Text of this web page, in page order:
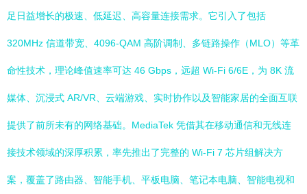
足日益增长的极速、低延迟、高容量连接需求。它引入了包括
320MHz 信道带宽、4096-QAM 高阶调制、多链路操作（MLO）等革
命性技术，理论峰值速率可达 46 Gbps，远超 Wi-Fi 6/6E，为 8K 流
媒体、沉浸式 AR/VR、云端游戏、实时协作以及智能家居的全面互联
提供了前所未有的网络基础。MediaTek 凭借其在移动通信和无线连
接技术领域的深厚积累，率先推出了完整的 Wi-Fi 7 芯片组解决方
案，覆盖了路由器、智能手机、平板电脑、笔记本电脑、智能电视和